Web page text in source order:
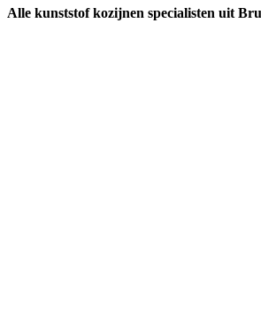
Alle kunststof kozijnen specialisten uit